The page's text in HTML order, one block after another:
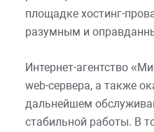
площадке хостинг-
разумным и
Интернет-агентство
web-сервера, а также
дальнейшем
стабильной работы. В